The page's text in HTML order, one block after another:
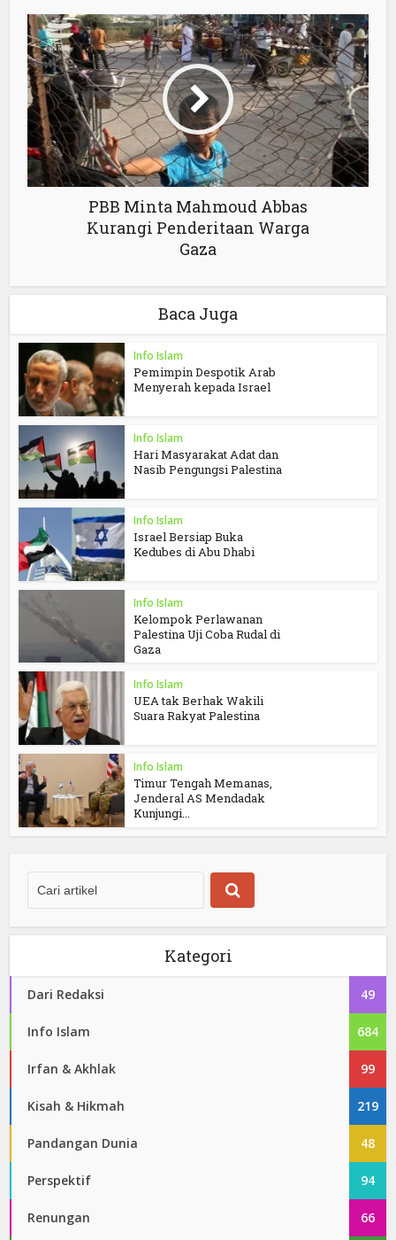
PBB Minta Mahmoud Abbas
Kurangi Penderitaan Warga
Gaza
Baca Juga
Info Islam
Pemimpin Despotik Arab
Menyerah kepada Israel
Info Islam
Hari Masyarakat Adat dan
Nasib Pengungsi Palestina
Info Islam
Israel Bersiap Buka
Kedubes di Abu Dhabi
Info Islam
Kelompok Perlawanan
Palestina Uji Coba Rudal di
Gaza
Info Islam
UEA tak Berhak Wakili
Suara Rakyat Palestina
Info Islam
Timur Tengah Memanas,
Jenderal AS Mendadak
Kunjungi...
Kategori
Dari Redaksi 49
Info Islam 684
Irfan & Akhlak 99
Kisah & Hikmah 219
Pandangan Dunia 48
Perspektif 94
Renungan 66